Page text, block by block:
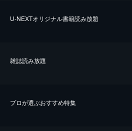
U-NEXTオリジナル書籍読み放題
雑誌読み放題
プロが選ぶおすすめ特集